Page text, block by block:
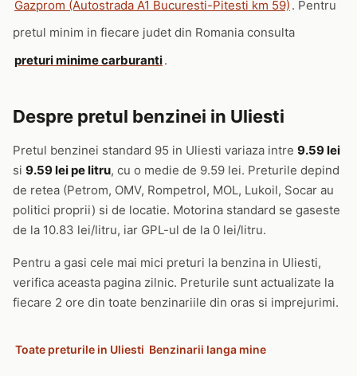
Gazprom (Autostrada A1 Bucuresti-Pitesti km 59) . Pentru
pretul minim in fiecare judet din Romania consulta
preturi minime carburanti.
Despre pretul benzinei in Uliesti
Pretul benzinei standard 95 in Uliesti variaza intre 9.59 lei
si 9.59 lei pe litru, cu o medie de 9.59 lei. Preturile depind
de retea (Petrom, OMV, Rompetrol, MOL, Lukoil, Socar au
politici proprii) si de locatie. Motorina standard se gaseste
de la 10.83 lei/litru, iar GPL-ul de la 0 lei/litru.
Pentru a gasi cele mai mici preturi la benzina in Uliesti,
verifica aceasta pagina zilnic. Preturile sunt actualizate la
fiecare 2 ore din toate benzinariile din oras si imprejurimi.
Toate preturile in Uliesti Benzinarii langa mine